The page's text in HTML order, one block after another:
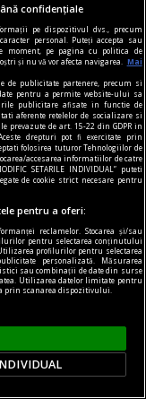
foarte mulți
totul se
din acest an.
politicienii pot
de cel mai
confidențiale
pe dispozitivul dvs., precum
personal. Puteți accepta sau
moment, pe pagina cu politica de
și nu vă vor afecta navigarea.
Mai
de publicitate partenere, precum si
pentru a permite website-ului sa
publicitare afisate in functie de
aferente retelelor de socializare si
prevazute de art. 15-22 din GDPR in
drepturi pot fi exercitate prin
folosirea tuturor Tehnologiilor de
accesarea informatiilor de catre
SETARILE INDIVIDUAL” puteti
de cookie strict necesare pentru
pentru a oferi:
reclamelor. Stocarea și/sau
pentru selectarea conținutului
profilurilor pentru selectarea
personalizată. Măsurarea
sau combinații de date din surse
Utilizarea datelor limitate pentru
prin scanarea dispozitivului.